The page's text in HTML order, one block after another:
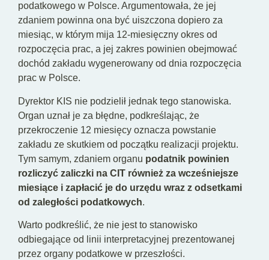
podatkowego w Polsce. Argumentowała, że jej
zdaniem powinna ona być uiszczona dopiero za
miesiąc, w którym mija 12‑miesięczny okres od
rozpoczęcia prac, a jej zakres powinien obejmować
dochód zakładu wygenerowany od dnia rozpoczęcia
prac w Polsce.
Dyrektor KIS nie podzielił jednak tego stanowiska.
Organ uznał je za błędne, podkreślając, że
przekroczenie 12 miesięcy oznacza powstanie
zakładu ze skutkiem od początku realizacji projektu.
Tym samym, zdaniem organu podatnik powinien
rozliczyć zaliczki na CIT również za wcześniejsze
miesiące i zapłacić je do urzędu wraz z odsetkami
od zaległości podatkowych.
Warto podkreślić, że nie jest to stanowisko
odbiegające od linii interpretacyjnej prezentowanej
przez organy podatkowe w przeszłości.